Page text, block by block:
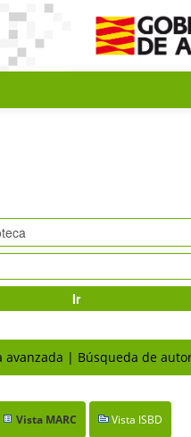
Ir
avanzada Búsqueda de
Vista MARC Vista ISBD